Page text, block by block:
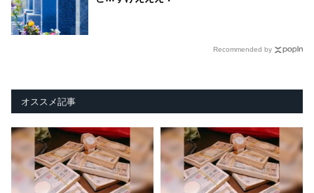
Recommended by
オススメ記事